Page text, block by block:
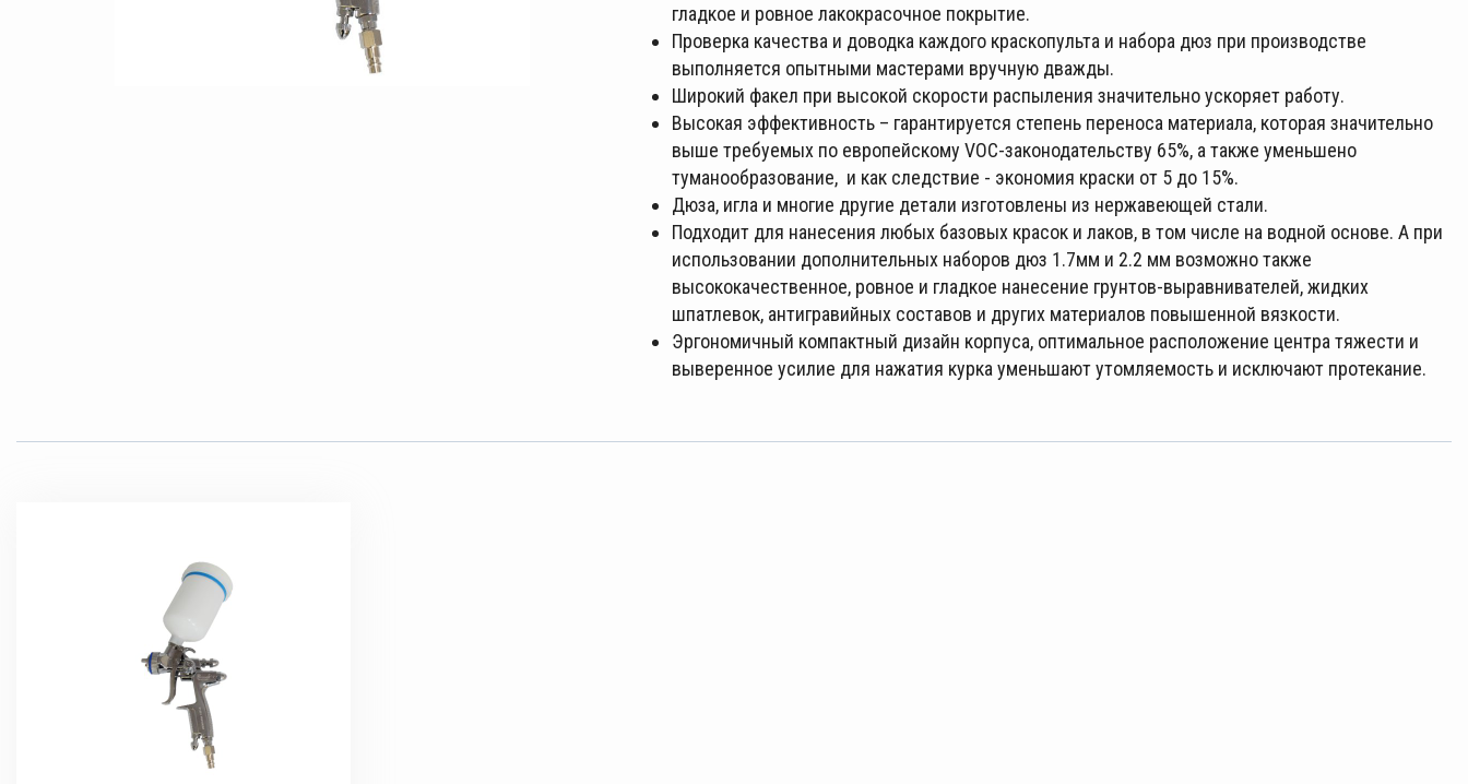
гладкое и ровное лакокрасочное покрытие.
Проверка качества и доводка каждого краскопульта и набора дюз при производстве
выполняется опытными мастерами вручную дважды.
Широкий факел при высокой скорости распыления значительно ускоряет работу.
Высокая эффективность – гарантируется степень переноса материала, которая значительно
выше требуемых по европейскому VOC-законодательству 65%, а также уменьшено
туманообразование, и как следствие - экономия краски от 5 до 15%.
Дюза, игла и многие другие детали изготовлены из нержавеющей стали.
Подходит для нанесения любых базовых красок и лаков, в том числе на водной основе. А при
использовании дополнительных наборов дюз 1.7мм и 2.2 мм возможно также
высококачественное, ровное и гладкое нанесение грунтов-выравнивателей, жидких
шпатлевок, антигравийных составов и других материалов повышенной вязкости.
Эргономичный компактный дизайн корпуса, оптимальное расположение центра тяжести и
выверенное усилие для нажатия курка уменьшают утомляемость и исключают протекание.